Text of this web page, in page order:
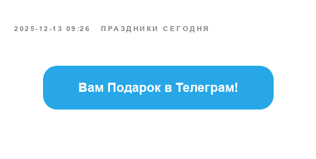
2025-12-13 09:26 ПРАЗДНИКИ СЕГОДНЯ
Вам Подарок в Телеграм!